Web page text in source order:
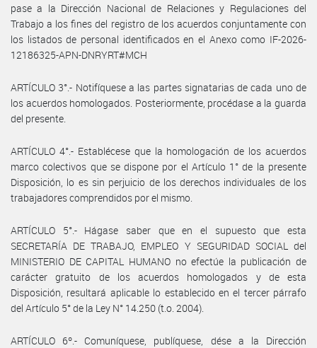
pase a la Dirección Nacional de Relaciones y Regulaciones del
Trabajo a los fines del registro de los acuerdos conjuntamente con
los listados de personal identificados en el Anexo como IF-2026-
12186325-APN-DNRYRT#MCH
ARTÍCULO 3°.- Notifíquese a las partes signatarias de cada uno de
los acuerdos homologados. Posteriormente, procédase a la guarda
del presente.
ARTÍCULO 4°.- Establécese que la homologación de los acuerdos
marco colectivos que se dispone por el Artículo 1° de la presente
Disposición, lo es sin perjuicio de los derechos individuales de los
trabajadores comprendidos por el mismo.
ARTÍCULO 5°.- Hágase saber que en el supuesto que esta
SECRETARÍA DE TRABAJO, EMPLEO Y SEGURIDAD SOCIAL del
MINISTERIO DE CAPITAL HUMANO no efectúe la publicación de
carácter gratuito de los acuerdos homologados y de esta
Disposición, resultará aplicable lo establecido en el tercer párrafo
del Artículo 5° de la Ley N° 14.250 (t.o. 2004).
ARTÍCULO 6º.- Comuníquese, publíquese, dése a la Dirección